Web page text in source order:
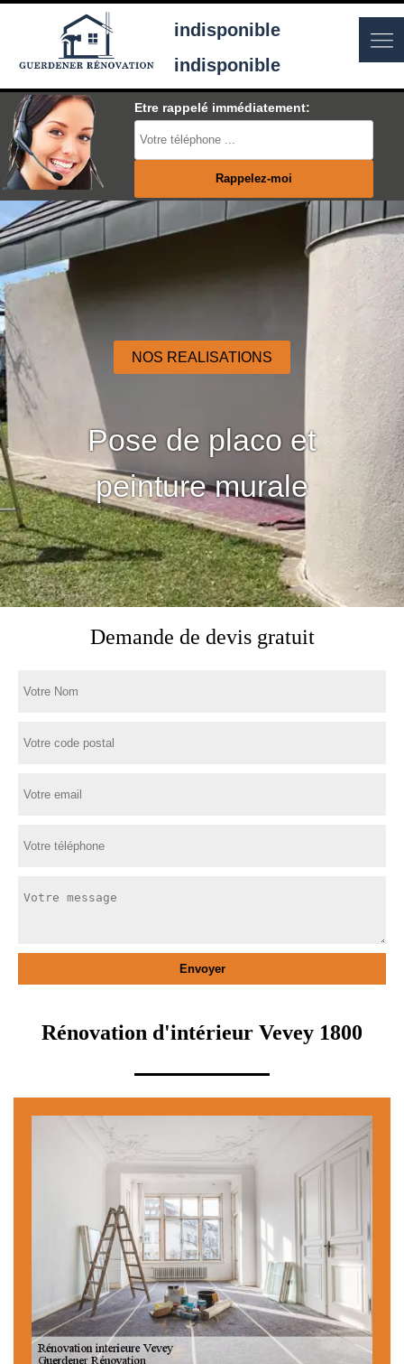
indisponible
indisponible
Etre rappelé immédiatement:
NOS REALISATIONS
Pose de placo et
peinture murale
Demande de devis gratuit
Rénovation d'intérieur Vevey 1800